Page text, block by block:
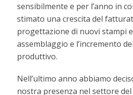
sensibilmente e per l’anno in
stimato una crescita del
progettazione di nuovi stampi
assemblaggio e l’incremento
produttivo.
Nell’ultimo anno abbiamo
nostra presenza nel settore del